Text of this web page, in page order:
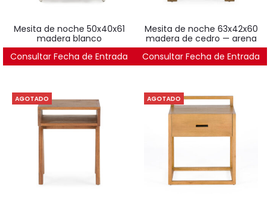
mesita de noche 50x40x61
madera blanco
576€
Consultar Fecha de Entrada
mesita de noche 63x42x60
madera de cedro — arena
622€
Consultar Fecha de Entrada
AGOTADO AGOTADO